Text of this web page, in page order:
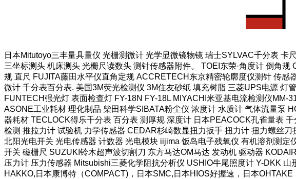
日本Mitutoyo三丰量具量仪 光栅测微计 光学显微镜物镜 瑞士SYLVAC千分表
三坐标测头 机床测头 光栅尺读数头 测针传感器附件。 TOEI东荣·角度计 倒角
规 直尺 FUJITA藤田水平仪直角定规 ACCRETECH东京精密轮廓度仪测针 传
微计 千分表百分表. 美国3M荧光检测仪 3M住友砂纸 填充树脂 三菱UPS电源
FUNTECH强光灯 表面检查灯 FY-18N FY-18L MIYACHI米亚基电流检测仪
ASONE工业耗材 理化制品 柴田科学SIBATA粉尘仪 浓度计 水质计 气体流量泵
器耗材 TECLOCK得乐千分表 百分表 测厚规 深度计 日本PEACOCK孔雀量表
检测 推拉力计 试验机 力学传感器 CEDAR杉崎数显扭力扳手 扭力计 扭力螺丝
北阳光电开关 光电传感器 计数器 光电模块 iijima 饭岛电子残氧仪 有机溶剂测
开关 磁栅尺 SUZUKI铃木超声波切割刀 东方马达OM马达 发动机 驱动器
压力计 压力传感器 Mitsubishi三菱化学阻抗分析仪 USHIO牛尾照度计 Y-DKK
HAKKO,日本康博特（COMPACT)，日本SMC,日本HIOS好握速，日本